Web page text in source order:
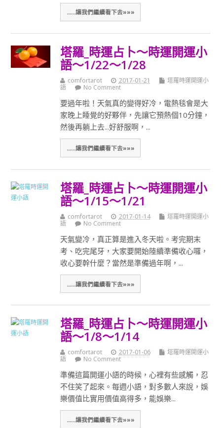
......讓我們繼續看下去»»»
塔羅_時運占卜～時運開運小
語～1/22～1/28
comfortarot 2017-01-21
塔羅時運開運小
語
No Comment
要過年啦！天氣真的變得好冷，電熱毯會是大
家晚上睡覺的好夥伴，先讓它預熱個10分鐘，
然後再躺上去...好舒服啊，...
......讓我們繼續看下去»»»
塔羅_時運占卜～時運開運小
語～1/15～1/21
comfortarot 2017-01-14
塔羅時運開運小
語
No Comment
天氣變冷，真正算是進入冬天啦。考完期末
考、吃完尾牙，大家要開始陸續準備收心囉，
收心要幹什麼？當然是準備過年啊，...
......讓我們繼續看下去»»»
塔羅_時運占卜～時運開運小
語～1/8～1/14
comfortarot 2017-01-06
塔羅時運開運小
語
No Comment
準備這篇開運小語的時候，心裡有些感觸，忍
不住笑了起來。每週小語，對多數人來說，娛
樂價值比實用價值高得多，能娛樂...
......讓我們繼續看下去»»»